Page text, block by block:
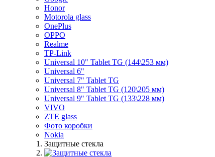
Honor
Motorola glass
OnePlus
OPPO
Realme
TP-Link
Universal 10" Tablet TG (144\253 мм)
Universal 6"
Universal 7" Tablet TG
Universal 8" Tablet TG (120\205 мм)
Universal 9" Tablet TG (133\228 мм)
VIVO
ZTE glass
Фото коробки
Nokia
Защитные стекла